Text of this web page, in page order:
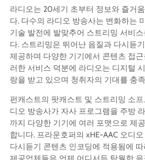
라디오는 20세기 초부터 정보와 즐거
다. 다수의 라디오 방송사는 변화하는
기술 발전에 발맞추어 스트리밍 서비
다. 스트리밍은 뛰어난 음질과 다시듣
제공하며 다양한 기기에서 콘텐츠 접
러한 서비스 덕분에 라디오는 디지털
랑을 받고 있으며 청취자의 기대를 충
펀캐스트의 팟캐스트 및 스트리밍 소
디오 방송사가 자사 프로그램을 주방
까지 다양한 기기에 여러 포맷으로 제
합니다. 프라운호퍼의 xHE-AAC 오디
다시듣기 콘텐츠 인코딩에 적용됨에